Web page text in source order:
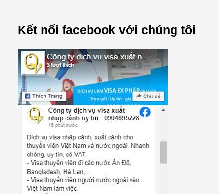
Kết nối facebook với chúng tôi